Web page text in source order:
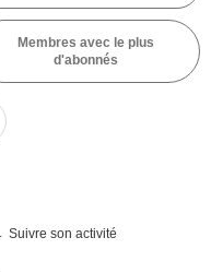
Membres avec le plus
d'abonnés
Suivre son activité